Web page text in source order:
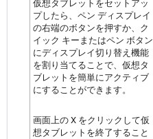
仮想タブレットをセットアッ
プしたら、ペン ディスプレイ
の右端のボタンを押すか、ク
イック キーまたはペン ボタン
にディスプレイ切り替え機能
を割り当てることで、仮想タ
ブレットを簡単にアクティブ
にすることができます。
画面上の X をクリックして仮
想タブレットを終了すること